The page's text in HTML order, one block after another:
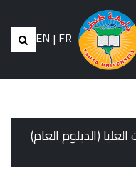
EN | FR
(الدبلوم العام)